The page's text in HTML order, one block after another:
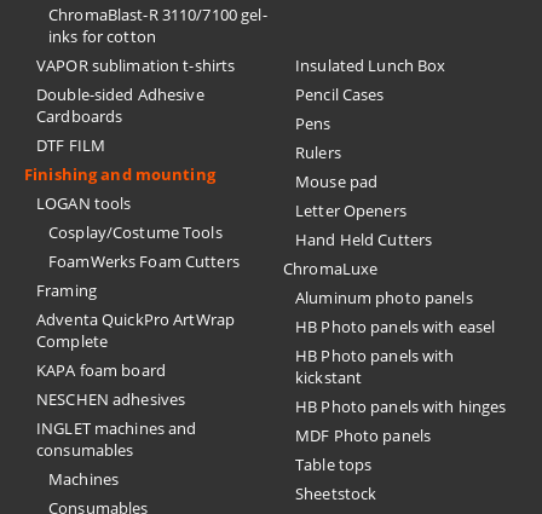
ChromaBlast-R 3110/7100 gel-
inks for cotton
VAPOR sublimation t-shirts
Double-sided Adhesive
Cardboards
DTF FILM
Finishing and mounting
LOGAN tools
Cosplay/Costume Tools
FoamWerks Foam Cutters
Framing
Adventa QuickPro ArtWrap
Complete
KAPA foam board
NESCHEN adhesives
INGLET machines and
consumables
Machines
Consumables
Insulated Lunch Box
Pencil Cases
Pens
Rulers
Mouse pad
Letter Openers
Hand Held Cutters
ChromaLuxe
Aluminum photo panels
HB Photo panels with easel
HB Photo panels with
kickstant
HB Photo panels with hinges
MDF Photo panels
Table tops
Sheetstock